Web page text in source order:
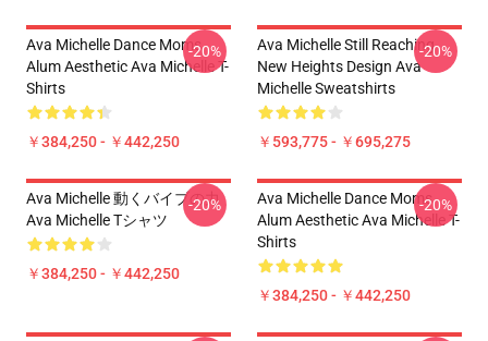
Ava Michelle Dance Moms
Alum Aesthetic Ava Michelle T-
Shirts
￥384,250 - ￥442,250
-20%
Ava Michelle Still Reaching
New Heights Design Ava
Michelle Sweatshirts
￥593,775 - ￥695,275
-20%
Ava Michelle 動くバイブの力
Ava Michelle Tシャツ
￥384,250 - ￥442,250
-20%
Ava Michelle Dance Moms
Alum Aesthetic Ava Michelle T-
Shirts
￥384,250 - ￥442,250
-20%